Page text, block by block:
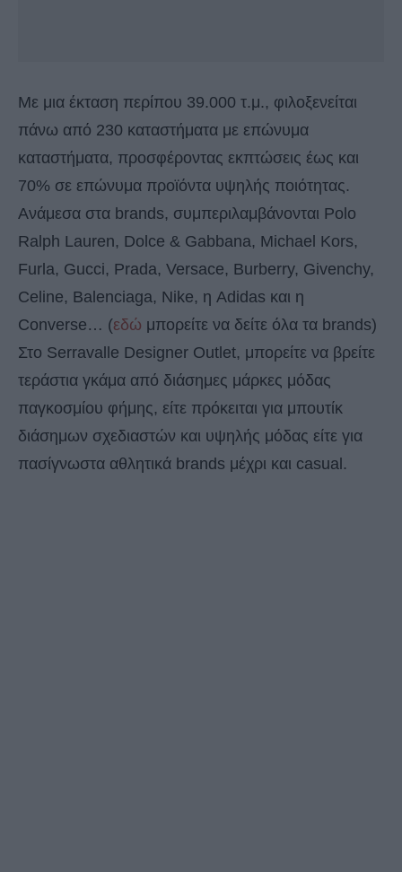
Με μια έκταση περίπου 39.000 τ.μ., φιλοξενείται
πάνω από 230 καταστήματα με επώνυμα
καταστήματα, προσφέροντας εκπτώσεις έως και
70% σε επώνυμα προϊόντα υψηλής ποιότητας.
Ανάμεσα στα brands, συμπεριλαμβάνονται Polo
Ralph Lauren, Dolce & Gabbana, Michael Kors,
Furla, Gucci, Prada, Versace, Burberry, Givenchy,
Celine, Balenciaga, Nike, η Adidas και η
Converse… (εδώ μπορείτε να δείτε όλα τα brands)
Στο Serravalle Designer Outlet, μπορείτε να βρείτε
τεράστια γκάμα από διάσημες μάρκες μόδας
παγκοσμίου φήμης, είτε πρόκειται για μπουτίκ
διάσημων σχεδιαστών και υψηλής μόδας είτε για
πασίγνωστα αθλητικά brands μέχρι και casual.